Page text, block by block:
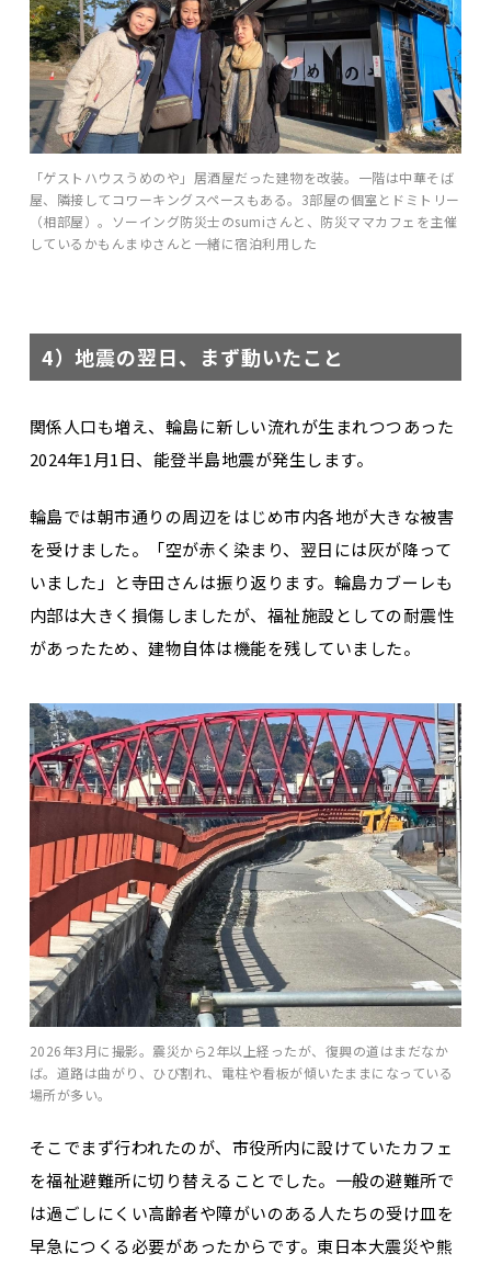
「ゲストハウスうめのや」居酒屋だった建物を改装。一階は中華そば
屋、隣接してコワーキングスペースもある。3部屋の個室とドミトリー
（相部屋）。ソーイング防災士のsumiさんと、防災ママカフェを主催
しているかもんまゆさんと一緒に宿泊利用した
4）地震の翌日、まず動いたこと
関係人口も増え、輪島に新しい流れが生まれつつあった
2024年1月1日、能登半島地震が発生します。
輪島では朝市通りの周辺をはじめ市内各地が大きな被害
を受けました。「空が赤く染まり、翌日には灰が降って
いました」と寺田さんは振り返ります。輪島カブーレも
内部は大きく損傷しましたが、福祉施設としての耐震性
があったため、建物自体は機能を残していました。
2026年3月に撮影。震災から2年以上経ったが、復興の道はまだなか
ば。道路は曲がり、ひび割れ、電柱や看板が傾いたままになっている
場所が多い。
そこでまず行われたのが、市役所内に設けていたカフェ
を福祉避難所に切り替えることでした。一般の避難所で
は過ごしにくい高齢者や障がいのある人たちの受け皿を
早急につくる必要があったからです。東日本大震災や熊